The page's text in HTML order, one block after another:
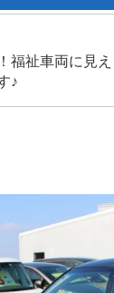
福祉車両に見え
♪